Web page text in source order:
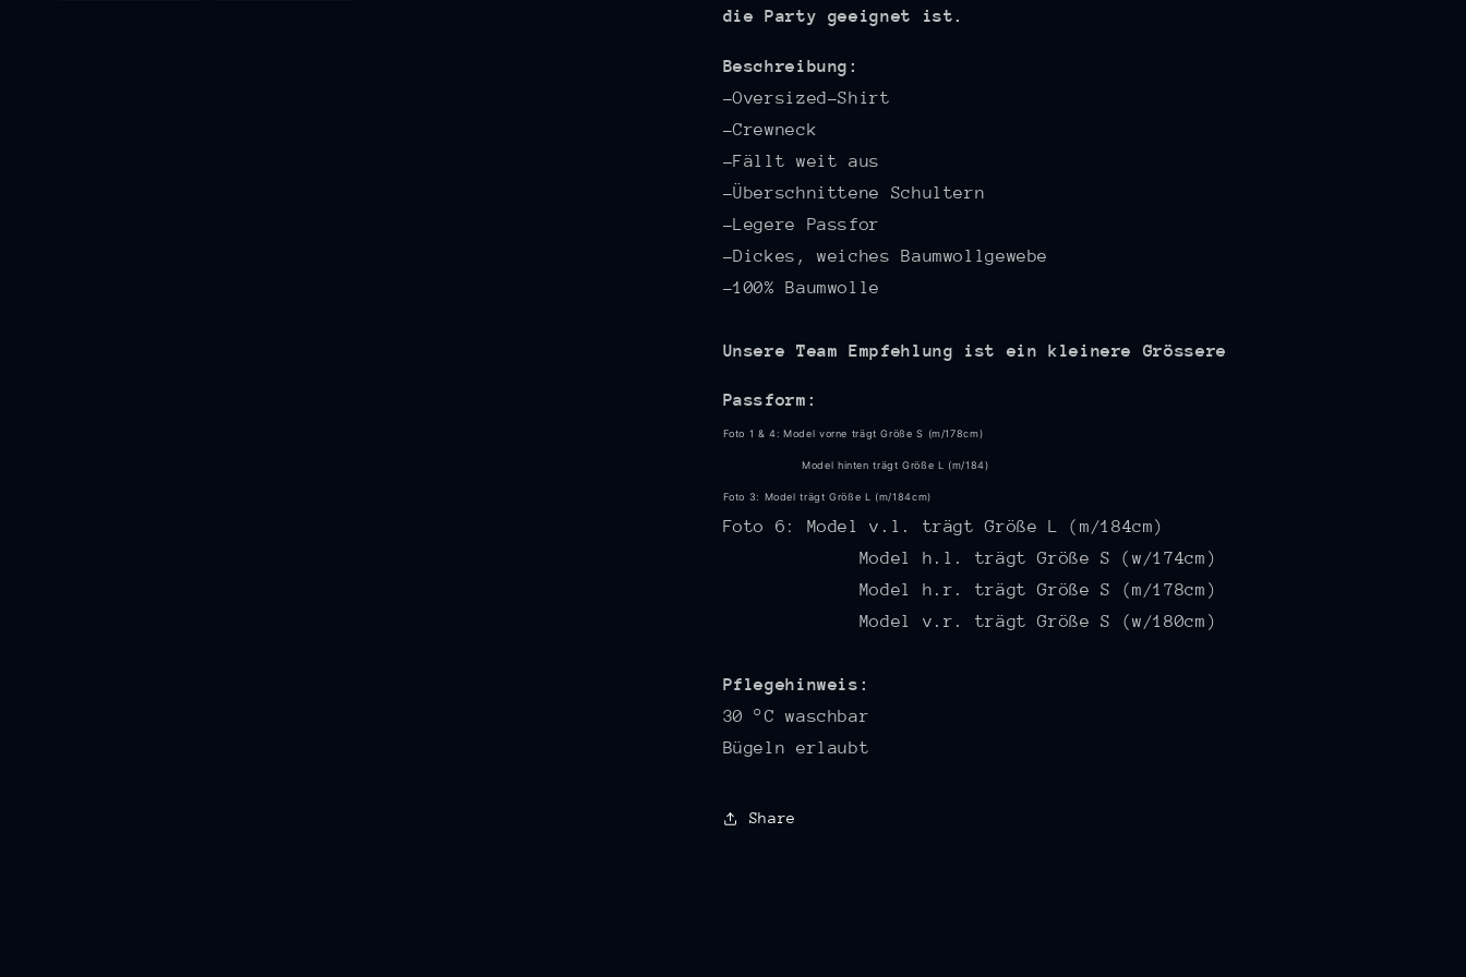
die Party geeignet ist.
Beschreibung:
-Oversized-Shirt
-Crewneck
-Fällt weit aus
-Überschnittene Schultern
-Legere Passfor
-Dickes, weiches Baumwollgewebe
-100% Baumwolle
Unsere Team Empfehlung ist ein kleinere Grössere
Passform:
Foto 1 & 4: Model vorne trägt Größe S (m/178cm)
Model hinten trägt Größe L (m/184)
Foto 3: Model trägt Größe L (m/184cm)
Foto 6: Model v.l. trägtGröße L (m/184cm)
Model h.l. trägt Größe S (w/174cm)
Model h.r. trägt Größe S (m/178cm)
Model v.r. trägt Größe S (w/180cm)
Pflegehinweis:
30 °C waschbar
Bügeln erlaubt
Share